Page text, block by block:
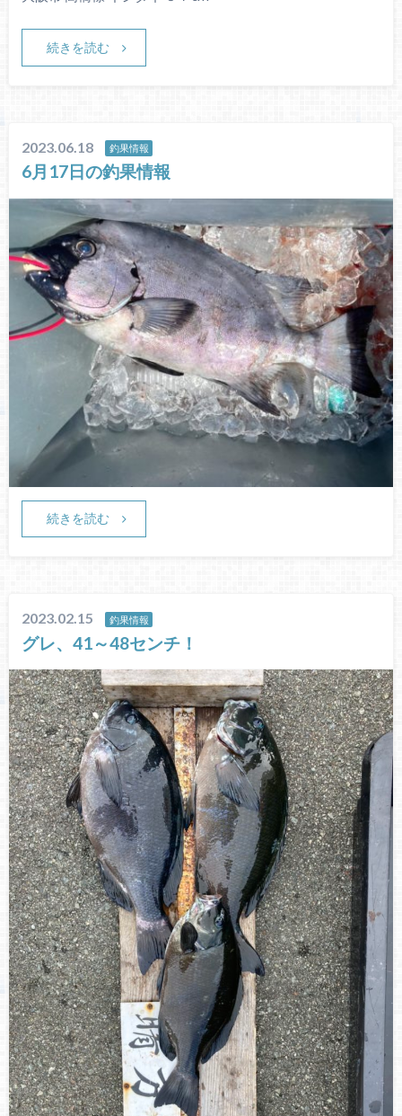
続きを読む
2023.06.18 釣果情報
6月17日の釣果情報
続きを読む
2023.02.15 釣果情報
グレ、41～48センチ！